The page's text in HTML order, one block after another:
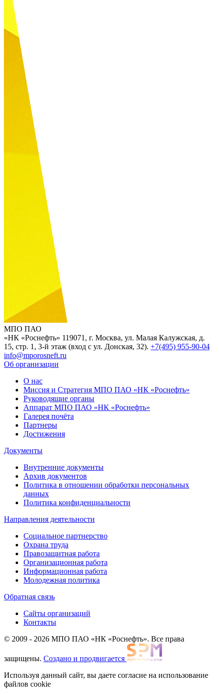
МПО ПАО
«НК «Роснефть» 119071, г. Москва, ул. Малая Калужская, д.
15, стр. 1, 3-й этаж (вход с ул. Донская, 32). +7(495) 955-90-04
info@mporosneft.ru
Об организации
О нас
Миссия и Стратегия МПО ПАО «НК «Роснефть»
Руководящие органы
Аппарат МПО ПАО «НК «Роснефть»
Галерея почёта
Партнеры
Достижения
Документы
Внутренние документы
Архив документов
Политика в отношении обработки персональных
данных
Политика конфиденциальности
Направления деятельности
Социальное партнерство
Охрана труда
Правозащитная работа
Организационная работа
Информационная работа
Молодежная политика
Обратная связь
Сайты организаций
Контакты
© 2009 - 2026 МПО ПАО «НК «Роснефть». Все права
защищены. Создано и продвигается
Используя данный сайт, вы даете согласие на использование
файлов cookie